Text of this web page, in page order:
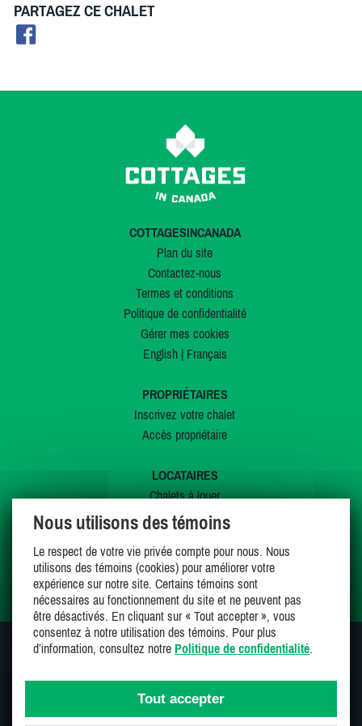
PARTAGEZ CE CHALET
COTTAGESINCANADA
Plan du site
Contactez-nous
Termes et conditions
Politique de confidentialité
Gérer mes cookies
English| Français
PROPRIÉTAIRES
Inscrivez votre chalet
Accès propriétaire
LOCATAIRES
Chalets à louer
Chalets à vendre
Offres spéciales
Mes favoris
SUIVEZ-NOUS SUR
Nous utilisons des témoins
Le respect de votre vie privée compte pour nous. Nous
utilisons des témoins (cookies) pour améliorer votre
expérience sur notre site. Certains témoins sont
nécessaires au fonctionnement du site et ne peuvent pas
être désactivés. En cliquant sur « Tout accepter », vous
consentez à notre utilisation des témoins. Pour plus
d’information, consultez notre Politique de confidentialité.
Tout accepter